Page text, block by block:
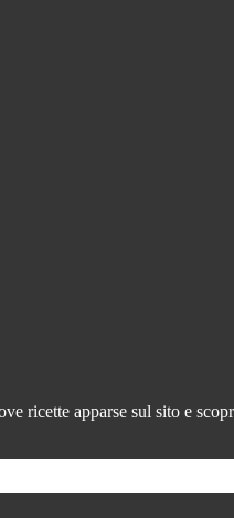
ricette apparse sul sito e